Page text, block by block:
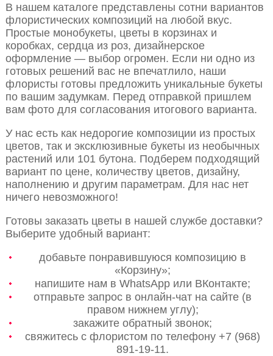
В нашем каталоге представлены сотни вариантов
флористических композиций на любой вкус.
Простые монобукеты, цветы в корзинах и
коробках, сердца из роз, дизайнерское
оформление — выбор огромен. Если ни одно из
готовых решений вас не впечатлило, наши
флористы готовы предложить уникальные букеты
по вашим задумкам. Перед отправкой пришлем
вам фото для согласования итогового варианта.
У нас есть как недорогие композиции из простых
цветов, так и эксклюзивные букеты из необычных
растений или 101 бутона. Подберем подходящий
вариант по цене, количеству цветов, дизайну,
наполнению и другим параметрам. Для нас нет
ничего невозможного!
Готовы заказать цветы в нашей службе доставки?
Выберите удобный вариант:
добавьте понравившуюся композицию в
«Корзину»;
напишите нам в WhatsApp или ВКонтакте;
отправьте запрос в онлайн-чат на сайте (в
правом нижнем углу);
закажите обратный звонок;
свяжитесь с флористом по телефону +7 (968)
891-19-11.